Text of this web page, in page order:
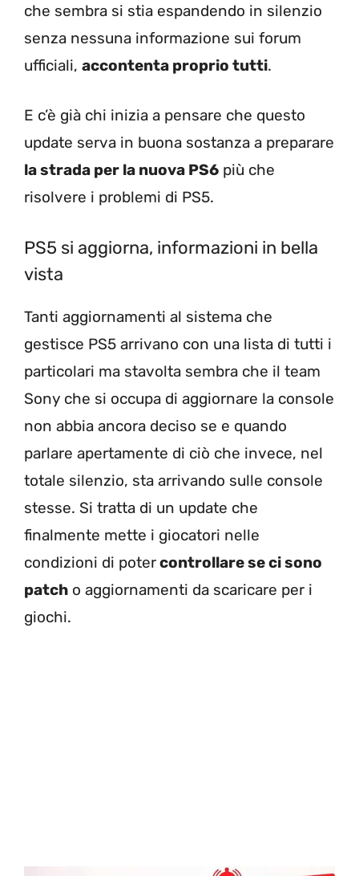
che sembra si stia espandendo in silenzio
senza nessuna informazione sui forum
ufficiali, accontenta proprio tutti.
E c’è già chi inizia a pensare che questo
update serva in buona sostanza a preparare
la strada per la nuova PS6 più che
risolvere i problemi di PS5.
PS5 si aggiorna, informazioni in bella
vista
Tanti aggiornamenti al sistema che
gestisce PS5 arrivano con una lista di tutti i
particolari ma stavolta sembra che il team
Sony che si occupa di aggiornare la console
non abbia ancora deciso se e quando
parlare apertamente di ciò che invece, nel
totale silenzio, sta arrivando sulle console
stesse. Si tratta di un update che
finalmente mette i giocatori nelle
condizioni di potercontrollare se ci sono
patch o aggiornamenti da scaricare per i
giochi.